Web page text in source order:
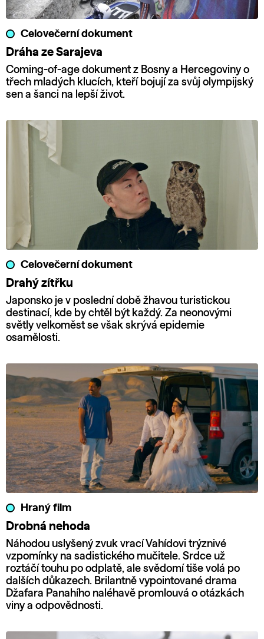
Celovečerní dokument
Dráha ze Sarajeva
Coming-of-age dokument z Bosny a Hercegoviny o
třech mladých klucích, kteří bojují za svůj olympijský
sen a šanci na lepší život.
Celovečerní dokument
Drahý zítřku
Japonsko je v poslední době žhavou turistickou
destinací, kde by chtěl být každý. Za neonovými
světly velkoměst se však skrývá epidemie
osamělosti.
Hraný film
Drobná nehoda
Náhodou uslyšený zvuk vrací Vahídovi trýznivé
vzpomínky na sadistického mučitele. Srdce už
roztáčí touhu po odplatě, ale svědomí tiše volá po
dalších důkazech. Brilantně vypointované drama
Džafara Panahího naléhavě promlouvá o otázkách
viny a odpovědnosti.